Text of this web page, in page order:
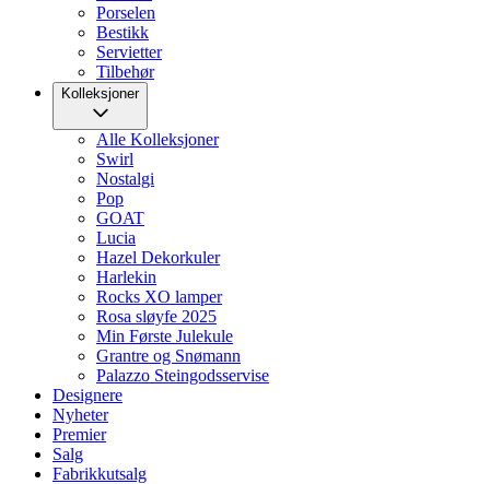
Porselen
Bestikk
Servietter
Tilbehør
Kolleksjoner
Alle Kolleksjoner
Swirl
Nostalgi
Pop
GOAT
Lucia
Hazel Dekorkuler
Harlekin
Rocks XO lamper
Rosa sløyfe 2025
Min Første Julekule
Grantre og Snømann
Palazzo Steingodsservise
Designere
Nyheter
Premier
Salg
Fabrikkutsalg